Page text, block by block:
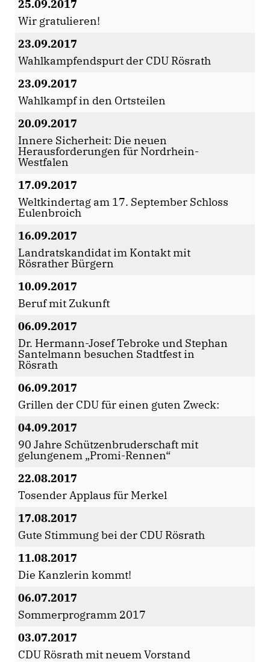
25.09.2017
Wir gratulieren!
23.09.2017
Wahlkampfendspurt der CDU Rösrath
23.09.2017
Wahlkampf in den Ortsteilen
20.09.2017
Innere Sicherheit: Die neuen
Herausforderungen für Nordrhein-
Westfalen
17.09.2017
Weltkindertag am 17. September Schloss
Eulenbroich
16.09.2017
Landratskandidat im Kontakt mit
Rösrather Bürgern
10.09.2017
Beruf mit Zukunft
06.09.2017
Dr. Hermann-Josef Tebroke und Stephan
Santelmann besuchen Stadtfest in
Rösrath
06.09.2017
Grillen der CDU für einen guten Zweck:
04.09.2017
90 Jahre Schützenbruderschaft mit
gelungenem „Promi-Rennen“
22.08.2017
Tosender Applaus für Merkel
17.08.2017
Gute Stimmung bei der CDU Rösrath
11.08.2017
Die Kanzlerin kommt!
06.07.2017
Sommerprogramm 2017
03.07.2017
CDU Rösrath mit neuem Vorstand